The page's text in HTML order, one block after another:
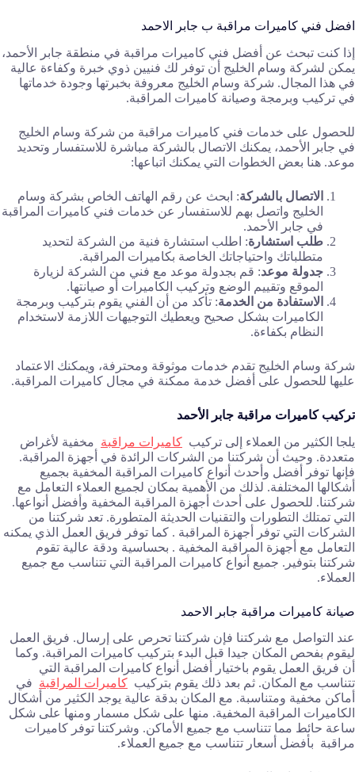
افضل فني كاميرات مراقبة ب جابر الاحمد
إذا كنت تبحث عن أفضل فني كاميرات مراقبة في منطقة جابر الأحمد،
يمكن لشركة وسام الخليج أن توفر لك فنيين ذوي خبرة وكفاءة عالية
في هذا المجال. شركة وسام الخليج معروفة بخبرتها وجودة خدماتها
في تركيب وبرمجة وصيانة كاميرات المراقبة.
للحصول على خدمات فني كاميرات مراقبة من شركة وسام الخليج
في جابر الأحمد، يمكنك الاتصال بالشركة مباشرة للاستفسار وتحديد
موعد. هنا بعض الخطوات التي يمكنك اتباعها:
الاتصال بالشركة: ابحث عن رقم الهاتف الخاص بشركة وسام
الخليج واتصل بهم للاستفسار عن خدمات فني كاميرات المراقبة
في جابر الأحمد.
طلب استشارة: اطلب استشارة فنية من الشركة لتحديد
متطلباتك واحتياجاتك الخاصة بكاميرات المراقبة.
جدولة موعد: قم بجدولة موعد مع فني من الشركة لزيارة
الموقع وتقييم الوضع وتركيب الكاميرات أو صيانتها.
الاستفادة من الخدمة: تأكد من أن الفني يقوم بتركيب وبرمجة
الكاميرات بشكل صحيح ويعطيك التوجيهات اللازمة لاستخدام
النظام بكفاءة.
شركة وسام الخليج تقدم خدمات موثوقة ومحترفة، ويمكنك الاعتماد
عليها للحصول على أفضل خدمة ممكنة في مجال كاميرات المراقبة.
تركيب كاميرات مراقبة جابر الأحمد
يلجا الكثير من العملاء إلى تركيب كاميرات مراقبة مخفية لأغراض
متعددة. وحيث أن شركتنا من الشركات الرائدة في أجهزة المراقبة.
فإنها توفر أفضل وأحدث أنواع كاميرات المراقبة المخفية بجميع
أشكالها المختلفة. لذلك من الأهمية بمكان لجميع العملاء التعامل مع
شركتنا. للحصول على أحدث أجهزة المراقبة المخفية وأفضل أنواعها.
التي تمتلك التطورات والتقنيات الحديثة المتطورة. تعد شركتنا من
الشركات التي توفر أجهزة المراقبة . كما توفر فريق العمل الذي يمكنه
التعامل مع أجهزة المراقبة المخفية . بحساسية ودقة عالية تقوم
شركتنا بتوفير. جميع أنواع كاميرات المراقبة التي تتناسب مع جميع
العملاء.
صيانة كاميرات مراقبة جابر الاحمد
عند التواصل مع شركتنا فإن شركتنا تحرص على إرسال. فريق العمل
ليقوم بفحص المكان جيدا قبل البدء بتركيب كاميرات المراقبة. وكما
أن فريق العمل يقوم باختيار أفضل أنواع كاميرات المراقبة التي
تتناسب مع المكان. ثم بعد ذلك يقوم بتركيب كاميرات المراقبة في
أماكن مخفية ومتناسبة. مع المكان بدقة عالية يوجد الكثير من أشكال
الكاميرات المراقبة المخفية. منها على شكل مسمار ومنها على شكل
ساعة حائط مما تتناسب مع جميع الأماكن. وشركتنا توفر كاميرات
مراقبة بأفضل أسعار تتناسب مع جميع العملاء.